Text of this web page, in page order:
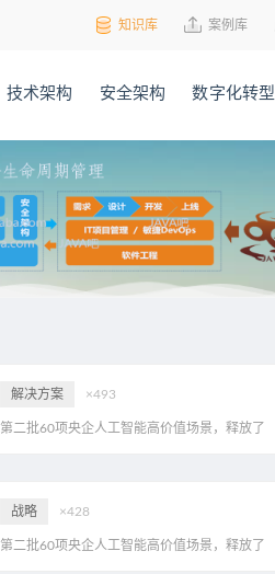
知识库 案例库
技术架构 安全架构 数字化转型
解决方案 ×493
第二批60项央企人工智能高价值场景，释放了
战略 ×428
第二批60项央企人工智能高价值场景，释放了